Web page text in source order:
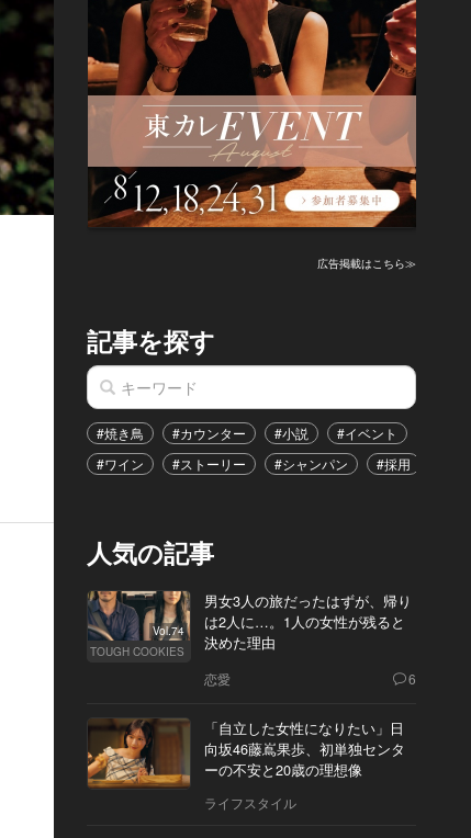
広告掲載はこちら≫
記事を探す
#焼き鳥 #カウンター #小説 #イベント
#ワイン
#ストーリー #シャンパン #採用
人気の記事
Vol.74
TOUGH COOKIES
男女3人の旅だったはずが、帰り
は2人に…。1人の女性が残ると
決めた理由
恋愛 6
「自立した女性になりたい」日
向坂46藤嶌果歩、初単独センタ
ーの不安と20歳の理想像
ライフスタイル